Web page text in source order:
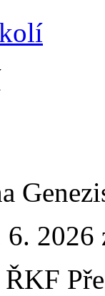
6. 2026
ŘKF